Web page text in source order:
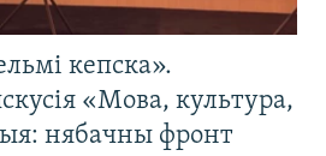
кепска».
«Мова, культура,
нябачны фронт